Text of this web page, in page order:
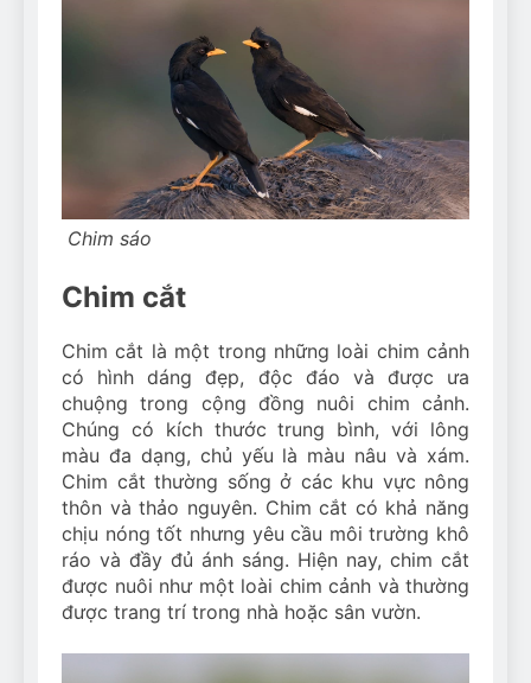
Chim sáo
Chim cắt
Chim cắt là một trong những loài chim cảnh
có hình dáng đẹp, độc đáo và được ưa
chuộng trong cộng đồng nuôi chim cảnh.
Chúng có kích thước trung bình, với lông
màu đa dạng, chủ yếu là màu nâu và xám.
Chim cắt thường sống ở các khu vực nông
thôn và thảo nguyên. Chim cắt có khả năng
chịu nóng tốt nhưng yêu cầu môi trường khô
ráo và đầy đủ ánh sáng. Hiện nay, chim cắt
được nuôi như một loài chim cảnh và thường
được trang trí trong nhà hoặc sân vườn.